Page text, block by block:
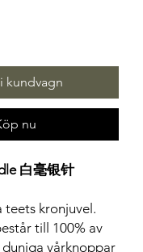
kundvagn
nu
白毫银针
teets kronjuvel.
till 100% av
vårknoppar